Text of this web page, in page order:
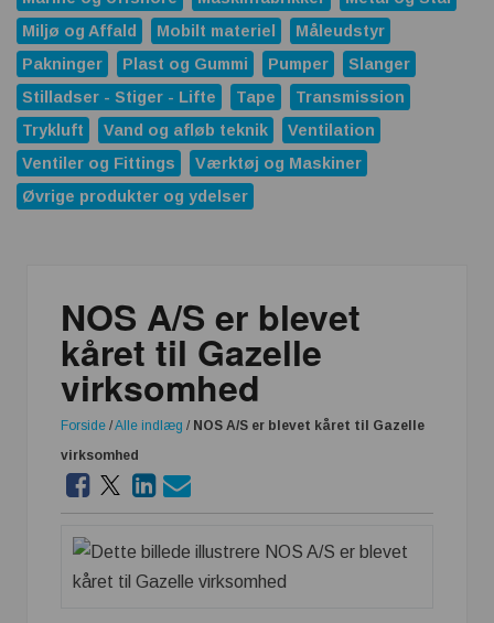
Miljø og Affald
Mobilt materiel
Måleudstyr
Pakninger
Plast og Gummi Pumper
Slanger
Stilladser - Stiger - Lifte
Tape
Transmission
Trykluft
Vand og afløb teknik
Ventilation
Ventiler og Fittings
Værktøj og Maskiner
Øvrige produkter og ydelser
NOS A/S er blevet
kåret til Gazelle
virksomhed
Forside /Alle indlæg / NOS A/S er blevet kåret til Gazelle
virksomhed